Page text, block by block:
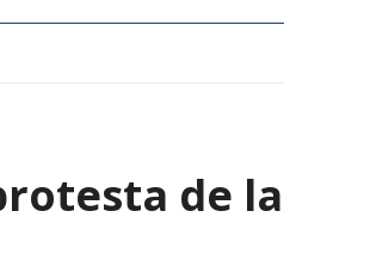
de la